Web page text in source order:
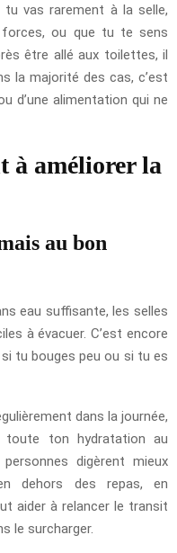
vas rarement à la selle,
ou que tu te sens
être allé aux toilettes, il
la majorité des cas, c’est
d’une alimentation qui ne
à améliorer la
au bon
eau suffisante, les selles
à évacuer. C’est encore
tu bouges peu ou si tu es
dans la journée,
ton hydratation au
digèrent mieux
dehors des repas, en
aider à relancer le transit
le surcharger.